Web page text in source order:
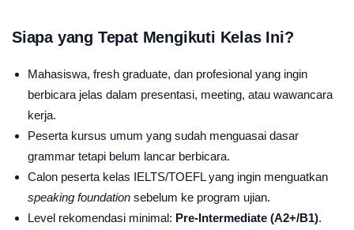
Siapa yang Tepat Mengikuti Kelas Ini?
Mahasiswa, fresh graduate, dan profesional yang ingin
berbicara jelas dalam presentasi, meeting, atau wawancara
kerja.
Peserta kursus umum yang sudah menguasai dasar
grammar tetapi belum lancar berbicara.
Calon peserta kelas IELTS/TOEFL yang ingin menguatkan
speaking foundation sebelum ke program ujian.
Level rekomendasi minimal: Pre-Intermediate (A2+/B1).